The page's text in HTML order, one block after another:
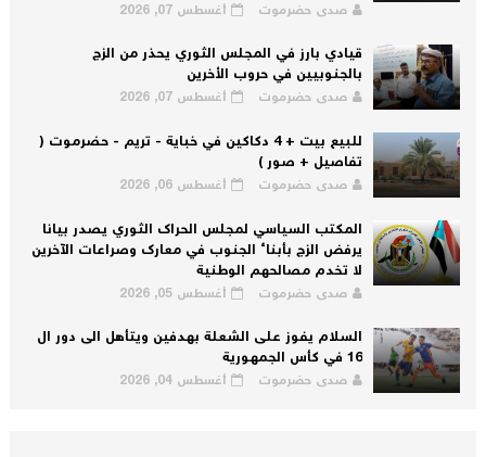
صدى حضرموت أغسطس 07, 2026
قيادي بارز في المجلس الثوري يحذر من الزج
بالجنوبيين في حروب الأخرين
صدى حضرموت أغسطس 07, 2026
للبيع بيت + 4 دكاكين في خباية - تريم - حضرموت (
تفاصيل + صور )
صدى حضرموت أغسطس 06, 2026
المكتب السياسي لمجلس الحراك الثوري يصدر بيانا
يرفض الزج بأبناء الجنوب في معارك وصراعات الآخرين
لا تخدم مصالحهم الوطنية
صدى حضرموت أغسطس 05, 2026
السلام يفوز على الشعلة بهدفين ويتأهل الى دور ال
16 في كأس الجمهورية
صدى حضرموت أغسطس 04, 2026